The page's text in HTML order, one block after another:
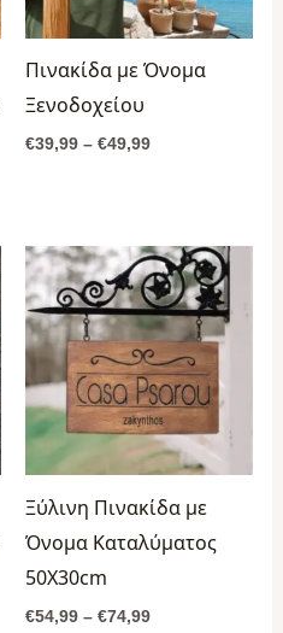
Πινακίδα με Όνομα
Ξενοδοχείου
€39,99 – €49,99
Ξύλινη Πινακίδα με
Όνομα Καταλύματος
50Χ30cm
€54,99 – €74,99
Price
range:
€54,99
through
€74,99